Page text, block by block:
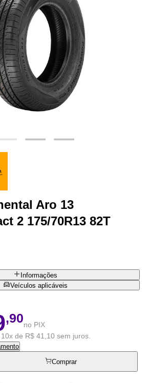
Aro 13
2 175/70R13 82T
Informações
Veículos aplicáveis
,90no PIX
de R$ 41,10 sem juros.
Comprar